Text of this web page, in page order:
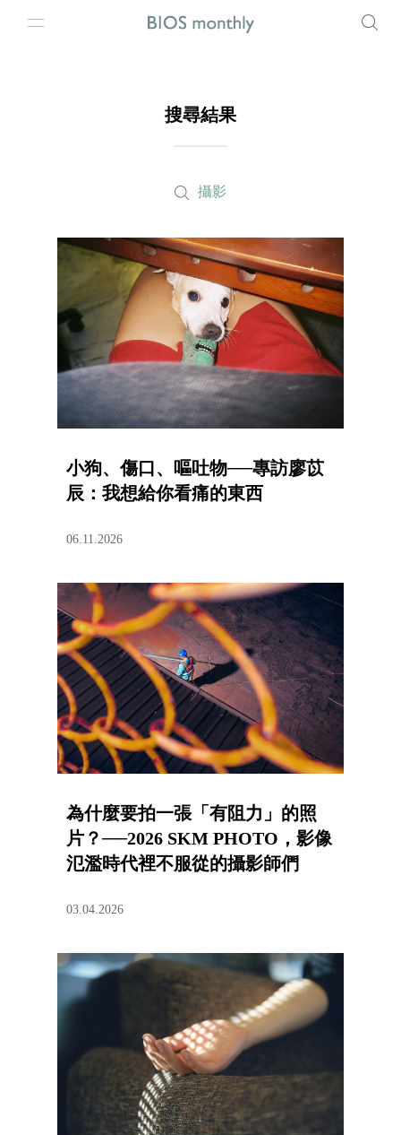
搜尋結果
攝影
小狗、傷口、嘔吐物──專訪廖苡
辰：我想給你看痛的東西
06.11.2026
為什麼要拍一張「有阻力」的照
片？──2026 SKM PHOTO，影像
氾濫時代裡不服從的攝影師們
03.04.2026